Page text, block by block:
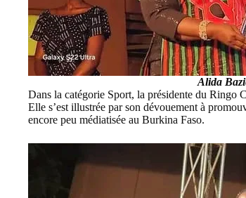
Alida
Dans la catégorie Sport, la présidente du Ringo
Elle s’est illustrée par son dévouement à
encore peu médiatisée au Burkina Faso.